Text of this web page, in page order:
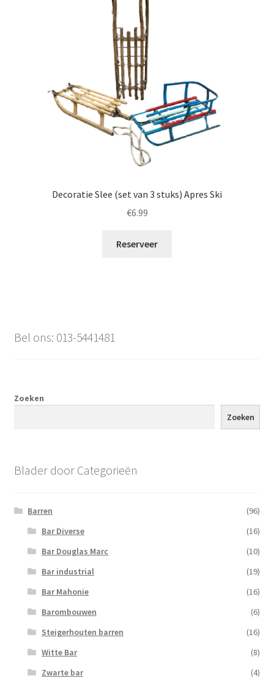
Decoratie Slee (set van 3 stuks) Apres Ski
€6.99
Reserveer
Bel ons: 013-5441481
Zoeken
Zoeken
Blader door Categorieën
Barren
(96)
Bar Diverse
(16)
Bar Douglas Marc
(10)
Bar industrial
(19)
Bar Mahonie
(16)
Barombouwen
(6)
Steigerhouten barren
(16)
Witte Bar
(8)
Zwarte bar
(4)